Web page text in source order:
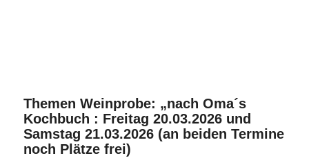
Themen Weinprobe: „nach Oma´s
Kochbuch : Freitag 20.03.2026 und
Samstag 21.03.2026 (an beiden Termine
noch Plätze frei)